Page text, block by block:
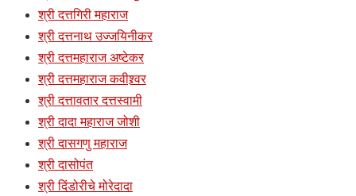
श्री दत्तगिरी महाराज
श्री दत्तनाथ उज्जयिनीकर
श्री दत्तमहाराज अष्टेकर
श्री दत्तमहाराज कवीश्र्वर
श्री दत्तावतार दत्तस्वामी
श्री दादा महाराज जोशी
श्री दासगणु महाराज
श्री दासोपंत
श्री दिंडोरीचे मोरेदादा